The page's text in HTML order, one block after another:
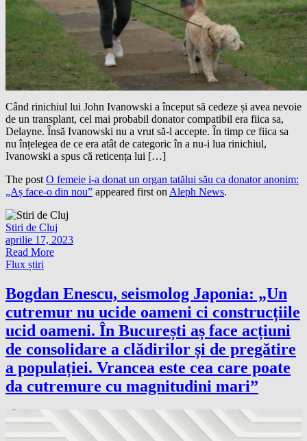
Când rinichiul lui John Ivanowski a început să cedeze și avea nevoie
de un transplant, cel mai probabil donator compatibil era fiica sa,
Delayne. Însă Ivanowski nu a vrut să-l accepte. În timp ce fiica sa
nu înțelegea de ce era atât de categoric în a nu-i lua rinichiul,
Ivanowski a spus că reticența lui […]
The post O femeie i-a donat un organ tatălui său ca donator anonim:
„Aș face-o din nou” appeared first on Aleph News.
Stiri de Cluj
aprilie 17, 2023
Read More
Flux știri
Bogdan Enescu, seismolog Japonia: „Un
cutremur nu ucide oameni ci construcțiile
ucid oameni. În București aș face acțiuni
de consolidare a clădirilor și de pregătire
a populației. Vrancea este cea care poate
da cutremure cu magnitudini mari”